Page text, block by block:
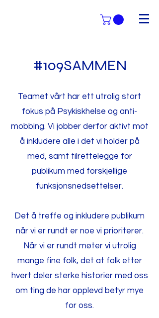
#109SAMMEN
Teamet vårt har ett utrolig stort
fokus på Psykiskhelse og anti-
mobbing. Vi jobber derfor aktivt mot
å inkludere alle i det vi holder på
med, samt tilrettelegge for
publikum med forskjellige
funksjonsnedsettelser.
Det å treffe og inkludere publikum
når vi er rundt er noe vi prioriterer.
Når vi er rundt møter vi utrolig
mange fine folk, det at folk etter
hvert deler sterke historier med oss
om ting de har opplevd betyr mye
for oss.